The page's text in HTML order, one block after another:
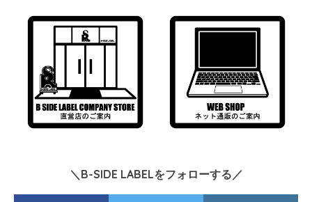
＼B-SIDE LABELをフォローする／